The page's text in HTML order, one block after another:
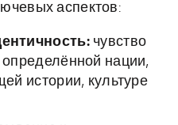
аспектов:
чувство
нации,
истории, культуре